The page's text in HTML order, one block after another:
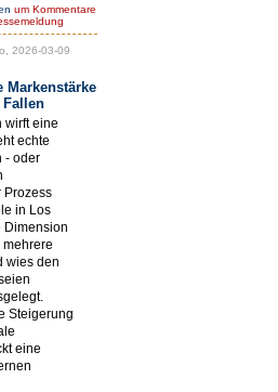
um Kommentare
2026-03-09
Markenstärke
wirft eine
echte
- oder
Prozess
in Los
Dimension
mehrere
wies den
Steigerung
eine